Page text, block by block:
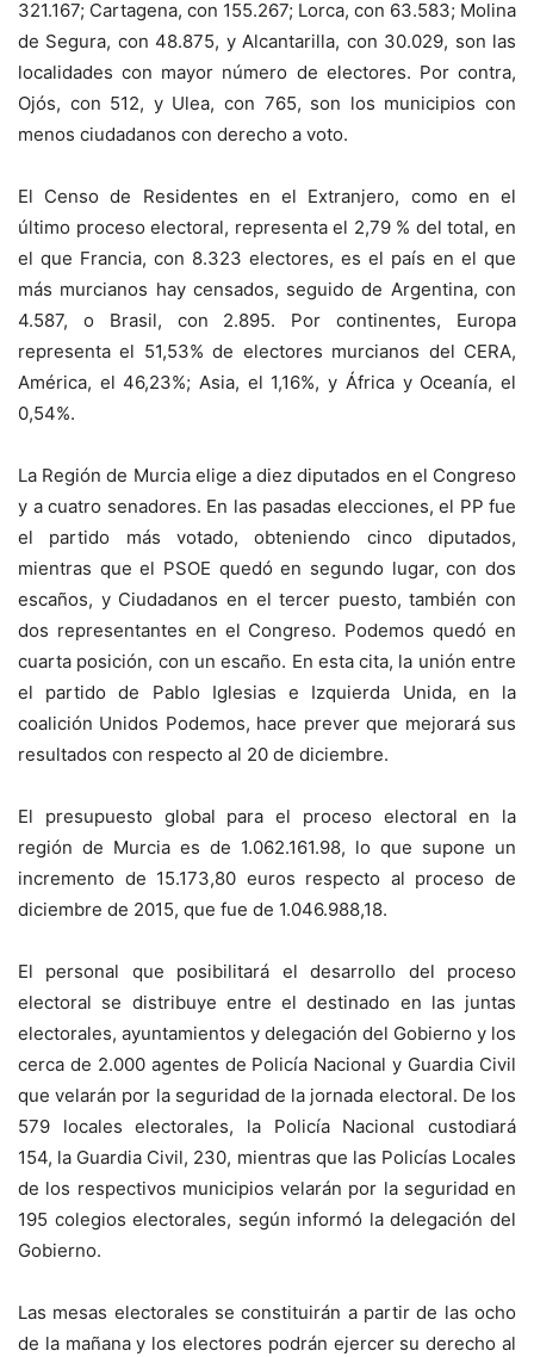
321.167; Cartagena, con 155.267; Lorca, con 63.583; Molina
de Segura, con 48.875, y Alcantarilla, con 30.029, son las
localidades con mayor número de electores. Por contra,
Ojós, con 512, y Ulea, con 765, son los municipios con
menos ciudadanos con derecho a voto.
El Censo de Residentes en el Extranjero, como en el
último proceso electoral, representa el 2,79 % del total, en
el que Francia, con 8.323 electores, es el país en el que
más murcianos hay censados, seguido de Argentina, con
4.587, o Brasil, con 2.895. Por continentes, Europa
representa el 51,53% de electores murcianos del CERA,
América, el 46,23%; Asia, el 1,16%, y África y Oceanía, el
0,54%.
La Región de Murcia elige a diez diputados en el Congreso
y a cuatro senadores. En las pasadas elecciones, el PP fue
el partido más votado, obteniendo cinco diputados,
mientras que el PSOE quedó en segundo lugar, con dos
escaños, y Ciudadanos en el tercer puesto, también con
dos representantes en el Congreso. Podemos quedó en
cuarta posición, con un escaño. En esta cita, la unión entre
el partido de Pablo Iglesias e Izquierda Unida, en la
coalición Unidos Podemos, hace prever que mejorará sus
resultados con respecto al 20 de diciembre.
El presupuesto global para el proceso electoral en la
región de Murcia es de 1.062.161.98, lo que supone un
incremento de 15.173,80 euros respecto al proceso de
diciembre de 2015, que fue de 1.046.988,18.
El personal que posibilitará el desarrollo del proceso
electoral se distribuye entre el destinado en las juntas
electorales, ayuntamientos y delegación del Gobierno y los
cerca de 2.000 agentes de Policía Nacional y Guardia Civil
que velarán por la seguridad de la jornada electoral. De los
579 locales electorales, la Policía Nacional custodiará
154, la Guardia Civil, 230, mientras que las Policías Locales
de los respectivos municipios velarán por la seguridad en
195 colegios electorales, según informó la delegación del
Gobierno.
Las mesas electorales se constituirán a partir de las ocho
de la mañana y los electores podrán ejercer su derecho al